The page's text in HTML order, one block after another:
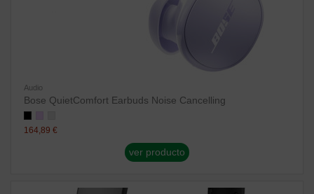
Audio
Bose QuietComfort Earbuds Noise Cancelling
164,89 €
ver producto